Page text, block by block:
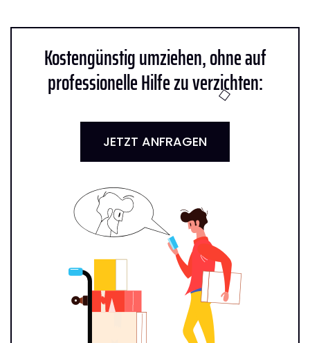
Kostengünstig umziehen, ohne auf
professionelle Hilfe zu verzichten:
JETZT ANFRAGEN